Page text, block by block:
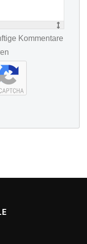
Kommentare